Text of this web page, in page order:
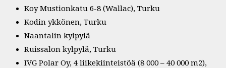
Koy Mustionkatu 6-8 (Wallac), Turku
Kodin ykkönen, Turku
Naantalin kylpylä
Ruissalon kylpylä, Turku
IVG Polar Oy, 4 liikekiinteistöä (8 000 – 40 000 m2),